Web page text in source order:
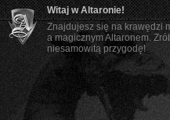
Witaj w Altaronie!
Znajdujesz się na krawędzi
a magicznym Altaronem.
niesamowitą przygodę!